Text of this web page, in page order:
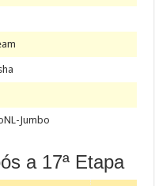
Jumbo
a 17ª Etapa